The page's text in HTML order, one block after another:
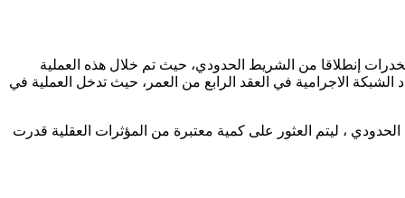
إنطلاقا من الشريط الحدودي، حيث تم خلال هذه العملية
الاجرامية في العقد الرابع من العمر، حيث تدخل العملية في
، ليتم العثور على كمية معتبرة من المؤثرات العقلية قدرت